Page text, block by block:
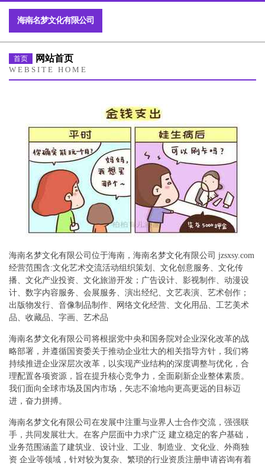
海南名梦文化有限公司
首页 网站首页
WEBSITE HOME
海南名梦文化有限公司位于海南，海南名梦文化有限公司 jzsxsy.com
经营范围含:文化艺术交流活动组织策划、文化创意服务、文化传
播、文化产业投资、文化旅游开发；广告设计、影视制作、动漫设
计、数字内容服务、会展服务、演出经纪、文艺表演、艺术创作；
出版物发行、音像制品制作、网络文化经营、文化用品、工艺美术
品、收藏品、字画、艺术品
海南名梦文化有限公司将根据党中央和国务院对企业深化改革的战
略部署，并遵循国资委关于推动企业壮大的相关指导方针，我们将
持续推进企业深层次改革，以实现产业结构的深度调整与优化，合
理配置各项资源，旨在提升核心竞争力，全面刷新企业整体素质。
我们面向全球市场及国内市场，矢志不渝地向更高更远的目标迈
进，奋力拼搏。
海南名梦文化有限公司在发展中注重与业界人士合作交流，强强联
手，共同发展壮大。在客户层面中力求广泛 建立稳定的客户基础，
业务范围涵盖了建筑业、设计业、工业、制造业、文化业、外商独
资 企业等领域，针对较为复杂、繁琐的行业资质注册申请咨询有着